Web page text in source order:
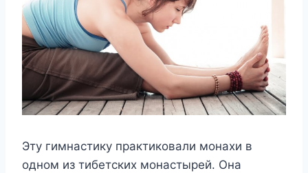
Эту гимнастику практиковали монахи в
одном из тибетских монастырей. Она